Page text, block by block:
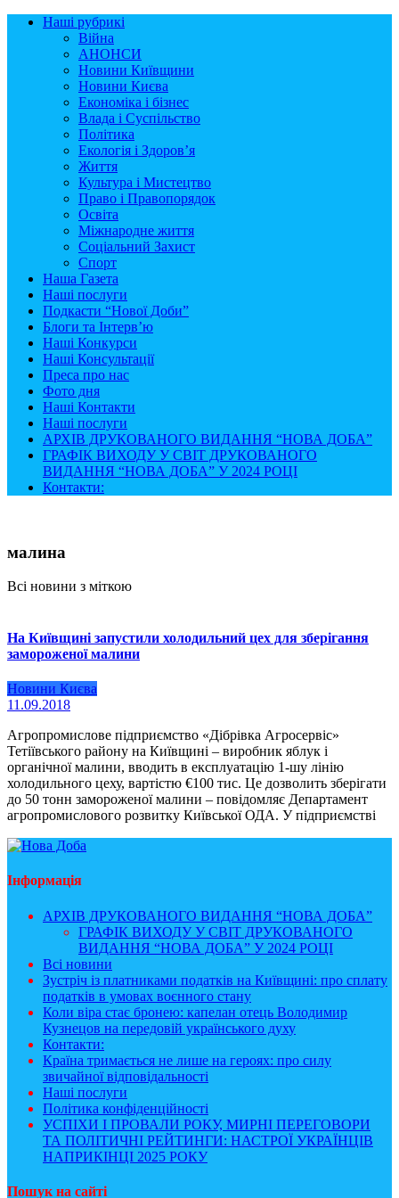
Наші рубрикі
Війна
АНОНСИ
Новини Київщини
Новини Києва
Економіка і бізнес
Влада і Суспільство
Політика
Екологія і Здоров’я
Життя
Культура і Мистецтво
Право і Правопорядок
Освіта
Міжнародне життя
Соціальний Захист
Спорт
Наша Газета
Наші послуги
Подкасти “Нової Доби”
Блоги та Інтерв’ю
Наші Конкурси
Наші Консультації
Преса про нас
Фото дня
Наші Контакти
Наші послуги
АРХІВ ДРУКОВАНОГО ВИДАННЯ “НОВА ДОБА”
ГРАФІК ВИХОДУ У СВІТ ДРУКОВАНОГО
ВИДАННЯ “НОВА ДОБА” У 2024 РОЦІ
Контакти:
малина
Всі новини з міткою
На Київщині запустили холодильний цех для зберігання
замороженої малини
Новини Києва
11.09.2018
Агропромислове підприємство «Дібрівка Агросервіс»
Тетіївського району на Київщині – виробник яблук і
органічної малини, вводить в експлуатацію 1-шу лінію
холодильного цеху, вартістю €100 тис. Це дозволить зберігати
до 50 тонн замороженої малини – повідомляє Департамент
агропромислового розвитку Київської ОДА. У підприємстві
Інформація
АРХІВ ДРУКОВАНОГО ВИДАННЯ “НОВА ДОБА”
ГРАФІК ВИХОДУ У СВІТ ДРУКОВАНОГО
ВИДАННЯ “НОВА ДОБА” У 2024 РОЦІ
Всі новини
Зустріч із платниками податків на Київщині: про сплату
податків в умовах воєнного стану
Коли віра стає бронею: капелан отець Володимир
Кузнецов на передовій українського духу
Контакти:
Країна тримається не лише на героях: про силу
звичайної відповідальності
Наші послуги
Політика конфіденційності
УСПІХИ І ПРОВАЛИ РОКУ, МИРНІ ПЕРЕГОВОРИ
ТА ПОЛІТИЧНІ РЕЙТИНГИ: НАСТРОЇ УКРАЇНЦІВ
НАПРИКІНЦІ 2025 РОКУ
Пошук на сайті